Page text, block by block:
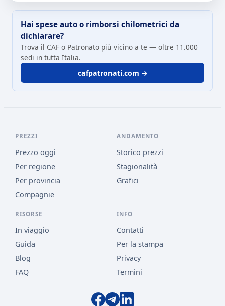
Hai spese auto o rimborsi chilometrici da
dichiarare?
Trova il CAF o Patronato più vicino a te — oltre 11.000
sedi in tutta Italia.
cafpatronati.com →
PREZZI
Prezzo oggi
Per regione
Per provincia
Compagnie
ANDAMENTO
Storico prezzi
Stagionalità
Grafici
RISORSE
In viaggio
Guida
Blog
FAQ
INFO
Contatti
Per la stampa
Privacy
Termini